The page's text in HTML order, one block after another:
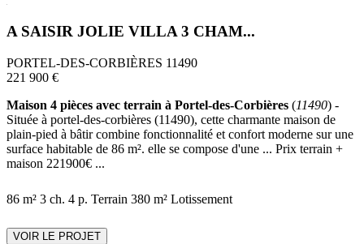
A SAISIR JOLIE VILLA 3 CHAM...
PORTEL-DES-CORBIÈRES 11490
221 900 €
Maison 4 pièces avec terrain à Portel-des-Corbières (11490) -
Située à portel-des-corbières (11490), cette charmante maison de
plain-pied à bâtir combine fonctionnalité et confort moderne sur une
surface habitable de 86 m². elle se compose d'une ... Prix terrain +
maison 221900€ ...
86 m² 3 ch. 4 p. Terrain 380 m² Lotissement
VOIR LE PROJET